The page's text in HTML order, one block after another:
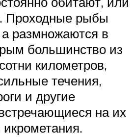
Проходные рыбы
размножаются в
большинство из
километров,
течения,
и другие
на их